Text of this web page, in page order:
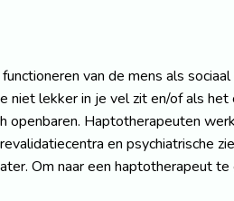
van de mens als
niet lekker in je vel zit en/of als
openbaren. Haptotherapeuten
en psychiatrische
Om naar een haptotherapeut te